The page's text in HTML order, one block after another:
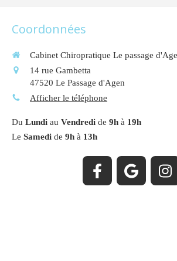
Coordonnées
Cabinet Chiropratique Le passage
14 rue Gambetta
47520 Le Passage d'Agen
Afficher le téléphone
Du Lundi au Vendredi de 9h à 19h
Le Samedi de 9h à 13h